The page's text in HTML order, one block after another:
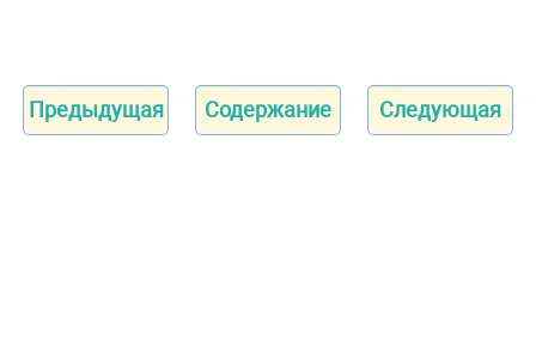
Предыдущая Содержание Следующая